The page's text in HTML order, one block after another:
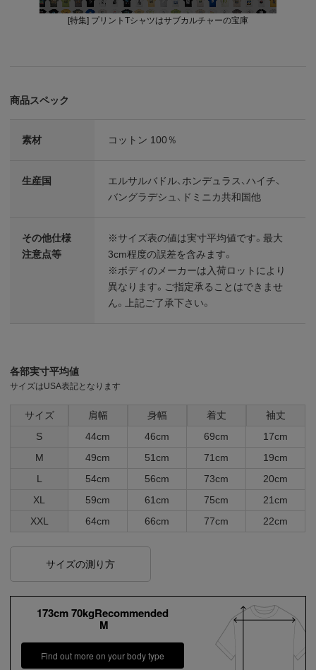
[特集] プリントTシャツはサブカルチャーの宝庫
商品スペック
素材 コットン 100％
生産国
エルサルバドル、ホンデュラス、ハイチ、
バングラデシュ、ドミニカ共和国他
その他仕様
注意点等
※サイズ表の値は実寸平均値です。最大
3cm程度の誤差を含みます。
※ボディのメーカーは入荷ロットにより
異なります。ご指定承ることはできませ
ん。上記ご了承下さい。
各部実寸平均値
サイズはUSA表記となります
サイズ 肩幅 身幅 着丈
袖丈
S
44cm 46cm 69cm
17cm
M
49cm 51cm 71cm
19cm
L
54cm 56cm 73cm
20cm
XL
59cm 61cm 75cm
21cm
XXL
64cm 66cm 77cm 22cm
サイズの測り方
173cm 70kgRecommended
M
Find out more on your body type